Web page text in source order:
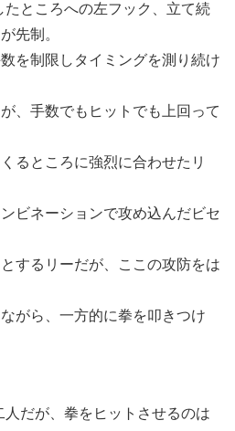
ところへの左フック、立て続
先制。
を制限しタイミングを測り続け
、手数でもヒットでも上回って
るところに強烈に合わせたリ
ビネーションで攻め込んだビセ
するリーだが、ここの攻防をは
がら、一方的に拳を叩きつけ
だが、拳をヒットさせるのは